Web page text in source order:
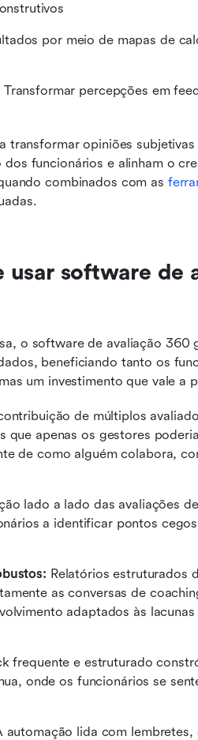
por meio de mapas de
Transformar percepções em
transformar opiniões
funcionários e alinham o
combinados com as
software de
o software de avaliação 360
beneficiando tanto os
um investimento que vale a
de múltiplos
apenas os gestores
de como alguém colabora,
lado a lado das avaliações
a identificar pontos
Relatórios estruturados
as conversas de
adaptados às
frequente e estruturado
onde os funcionários se
automação lida com